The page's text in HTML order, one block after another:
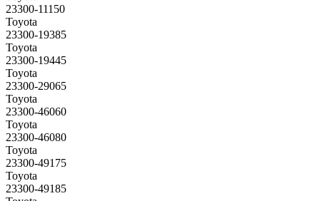
23300-11150
Toyota
23300-19385
Toyota
23300-19445
Toyota
23300-29065
Toyota
23300-46060
Toyota
23300-46080
Toyota
23300-49175
Toyota
23300-49185